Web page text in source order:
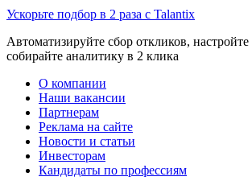
Ускорьте подбор в 2 раза с Talantix
Автоматизируйте сбор откликов, настройте
собирайте аналитику в 2 клика
О компании
Наши вакансии
Партнерам
Реклама на сайте
Новости и статьи
Инвесторам
Кандидаты по профессиям